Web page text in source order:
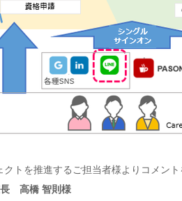
トを推進するご担当者様よりコメン
高橋 智則様